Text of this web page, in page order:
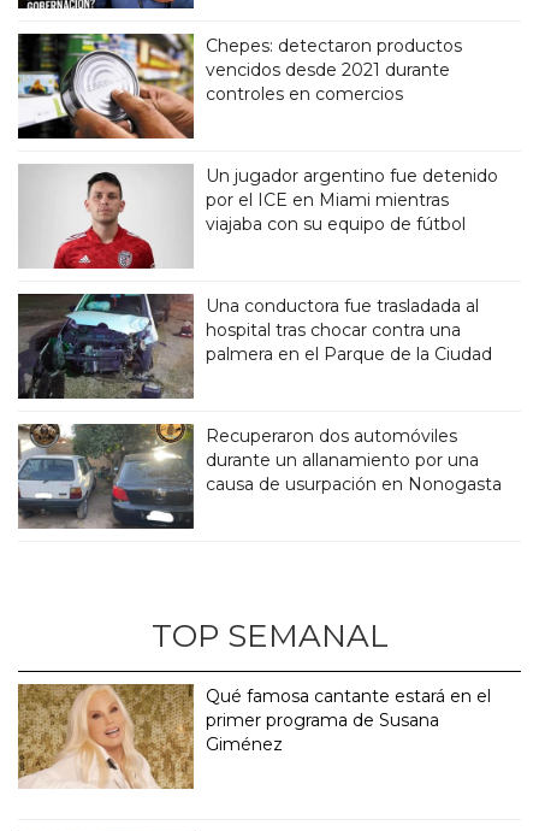
Chepes: detectaron productos
vencidos desde 2021 durante
controles en comercios
Un jugador argentino fue detenido
por el ICE en Miami mientras
viajaba con su equipo de fútbol
Una conductora fue trasladada al
hospital tras chocar contra una
palmera en el Parque de la Ciudad
Recuperaron dos automóviles
durante un allanamiento por una
causa de usurpación en Nonogasta
TOP SEMANAL
Qué famosa cantante estará en el
primer programa de Susana
Giménez